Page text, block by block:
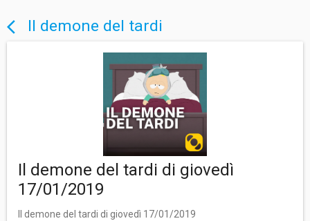
arrow_back_ios Il demone del tardi
Il demone del tardi di giovedì
17/01/2019
Il demone del tardi di giovedì 17/01/2019